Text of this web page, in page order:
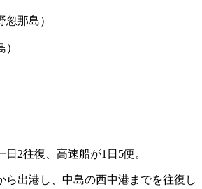
那島）
2往復、高速船が1日5便。
ら出港し、中島の西中港までを往復し